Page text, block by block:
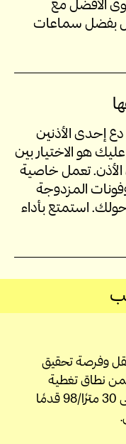
الأفضل مع
بفضل سماعات
إحدى الأذنين
هو الاختيار بين
الأذن. تعمل خاصية
المزدوجة
استمتع بأداء
وفرصة تحقيق
نطاق تغطية
لاسلكي بتقنية ®Bluetooth يصل إلى 30 مترًا/98 قدمًا